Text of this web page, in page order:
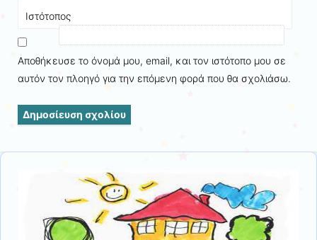
Ιστότοπος
Αποθήκευσε το όνομά μου, email, και τον ιστότοπο μου σε
αυτόν τον πλοηγό για την επόμενη φορά που θα σχολιάσω.